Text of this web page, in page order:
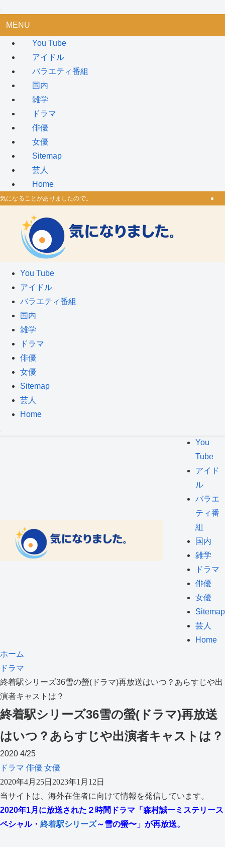
MENU
You Tube
アイドル
バラエティ番組
国内
雑学
ドラマ
俳優
女優
Sitemap
芸人
Home
気になることがありましたので。
You Tube
アイドル
バラエティ番組
国内
雑学
ドラマ
俳優
女優
Sitemap
芸人
Home
You
Tube
アイド
ル
バラエ
ティ番
組
国内
雑学
ドラマ
俳優
女優
Sitemap
芸人
Home
ホーム
ドラマ
終着駅シリーズ36雪の螢(ドラマ)再放送はいつ？あらすじや出
演者キャストは？
終着駅シリーズ36雪の螢(ドラマ)再放送
はいつ？あらすじや出演者キャストは？
2020 4/25
ドラマ 俳優 女優
2020年4月25日 2023年1月12日
当サイトは、海外在住者に向けて情報を発信しています。
2020年1月に放送された２時間ドラマ「森村誠一ミステリース
ペシャル・ 終着駅シリーズ～雪の螢〜」が再放送。